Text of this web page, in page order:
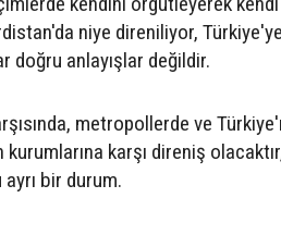
niye direniliyor,
doğru anlayışlar değildir.
metropollerde ve
karşı direniş
bir durum.